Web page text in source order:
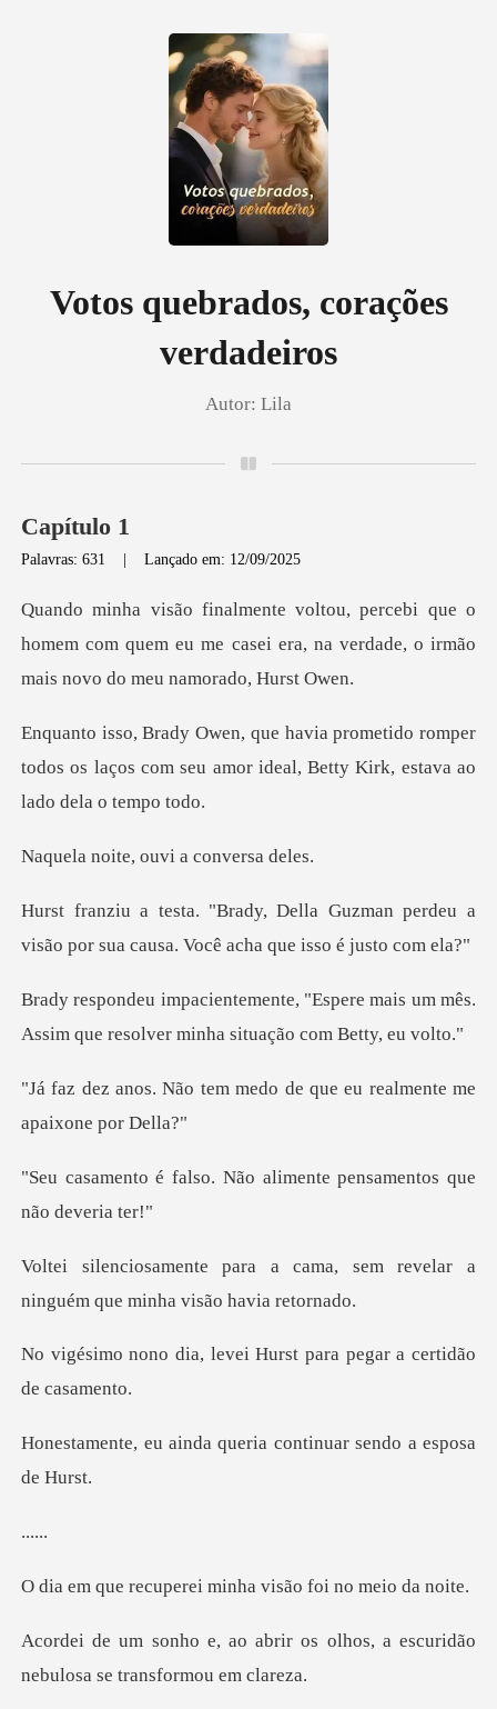
Histórico
Votos quebrados, corações
verdadeiros
Autor: Lila
Capítulo 1
Palavras: 631 |Lançado em: 12/09/2025
ue o
homem com quem eu me casei era, na verdade
o romper
todos os laços com seu amor ideal, B
e, ouvi a co
Guzman perdeu a
visão por sua causa
pere mais um mês.
Assim que resolver
m medo de que eu realmen
Não alimente pensament
cama, sem revelar a
ninguém qu
evei Hurst para pegar a
a queria continuar se
..
rei minha visão foi
r os olhos, a escuridão
nebulo